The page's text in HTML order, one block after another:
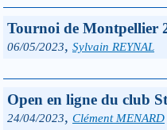
Tournoi de Montpellier
06/05/2023, Sylvain REYNAL
Open en ligne du club
24/04/2023, Clément MENARD